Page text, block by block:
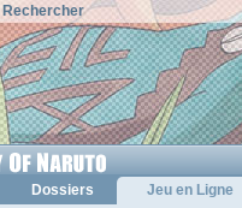
Rechercher
Dossiers
Jeu en Ligne